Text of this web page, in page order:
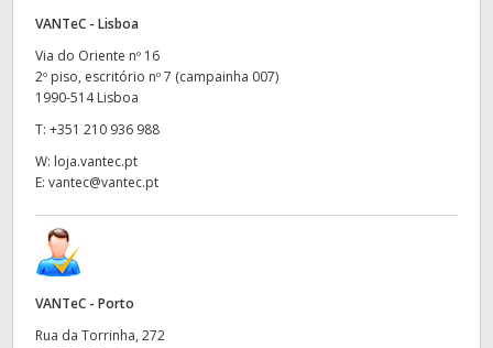
VANTeC - Lisboa
Via do Oriente nº 16
2º piso, escritório nº 7 (campainha 007)
1990-514 Lisboa
T: +351 210 936 988
W: loja.vantec.pt
E: vantec@vantec.pt
VANTeC - Porto
Rua da Torrinha, 272